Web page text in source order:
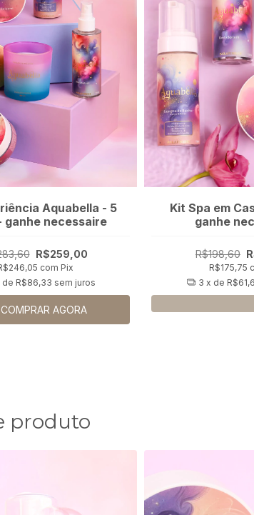
Aquabella - 5
ganhe necessaire
R$259,00
com Pix
de R$86,33 sem juros
COMPRAR AGORA
Kit Spa em
ganhe
R$198,60
R$175,75
3 x de
produto